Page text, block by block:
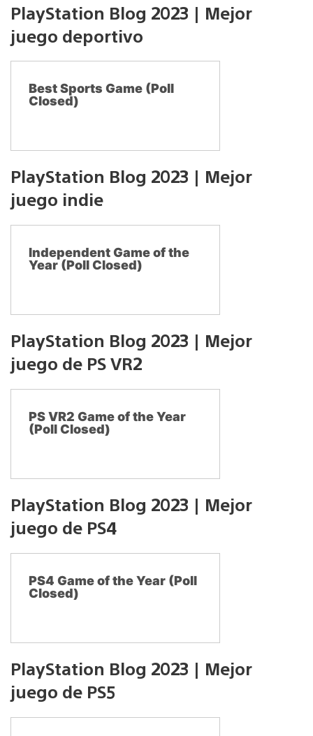
PlayStation Blog 2023 | Mejor
juego deportivo
Best Sports Game (Poll
Closed)
PlayStation Blog 2023 | Mejor
juego indie
Independent Game of the
Year (Poll Closed)
PlayStation Blog 2023 | Mejor
juego de PS VR2
PS VR2 Game of the Year
(Poll Closed)
PlayStation Blog 2023 | Mejor
juego de PS4
PS4 Game of the Year (Poll
Closed)
PlayStation Blog 2023 | Mejor
juego de PS5